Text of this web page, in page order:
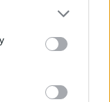
déli
nem kapható